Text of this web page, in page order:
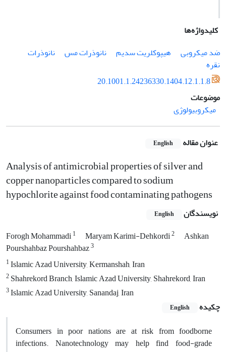
کلیدواژه‌ها
ضد میکروبی
هیپوکلریت سدیم نانوذرات مس
نانوذرات
نقره
20.1001.1.24236330.1404.12.1.1.8
موضوعات
میکروبیولوژی
عنوان مقاله English
Analysis of antimicrobial properties of silver and
copper nanoparticles compared to sodium
hypochlorite against food contaminating pathogens
نویسندگان English
Forogh Mohammadi1 Maryam Karimi-Dehkordi2
Ashkan
Pourshahbaz Pourshahbaz3
1Islamic Azad University, Kermanshah, Iran
2Shahrekord Branch, Islamic Azad University, Shahrekord, Iran
3Islamic Azad University, Sanandaj, Iran
چکیده
English
Consumers in poor nations are at risk from foodborne
infections. Nanotechnology may help find food-grade